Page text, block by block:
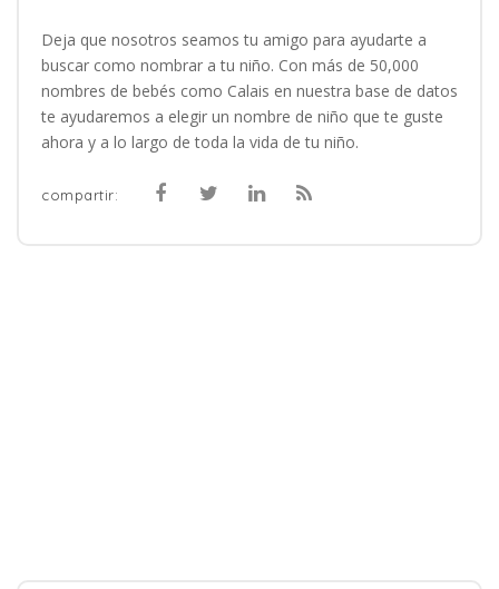
Deja que nosotros seamos tu amigo para ayudarte a
buscar como nombrar a tu niño. Con más de 50,000
nombres de bebés como Calais en nuestra base de datos
te ayudaremos a elegir un nombre de niño que te guste
ahora y a lo largo de toda la vida de tu niño.
compartir: